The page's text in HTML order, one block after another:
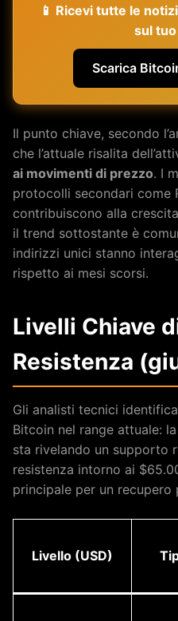
📱 Ricevi tutte le
sul
Scarica
Il punto chiave, secondo
che l’attuale risalita
ai movimenti di prezzo. I
protocolli secondari come
contribuiscono alla
il trend sottostante è
indirizzi unici stanno
rispetto ai mesi scorsi.
Livelli Chiave
Resistenza
Gli analisti tecnici
Bitcoin nel range attuale:
sta rivelando un supporto
resistenza intorno ai
principale per un recupero
Livello (USD)